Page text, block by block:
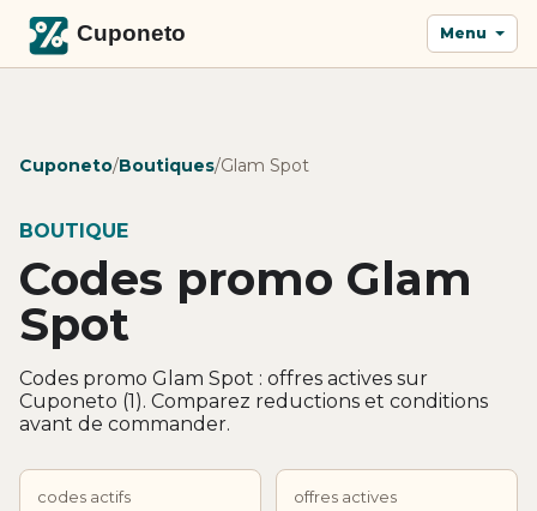
Menu
Cuponeto/Boutiques/Glam Spot
BOUTIQUE
Codes promo Glam
Spot
Codes promo Glam Spot : offres actives sur
Cuponeto (1). Comparez reductions et conditions
avant de commander.
codes actifs offres actives